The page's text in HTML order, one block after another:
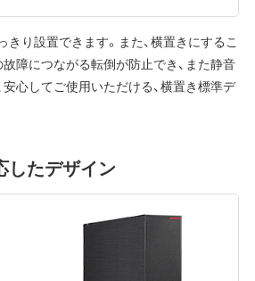
り設置できます。また、横置きにするこ
障につながる転倒が防止でき、また静音
心してご使用いただける、横置き標準デ
したデザイン